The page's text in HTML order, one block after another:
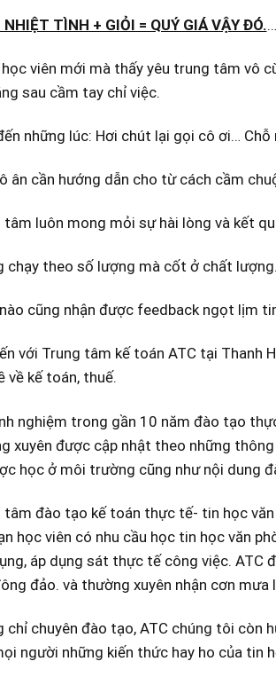
NHIỆT TÌNH + GIỎI = QUÝ GIÁ VẬY ĐÓ.
học viên mới mà thấy yêu trung tâm vô
sau cầm tay chỉ việc.
những lúc: Hơi chút lại gọi cô ơi…
ân cần hướng dẫn cho từ cách cầm
tâm luôn mong mỏi sự hài lòng và kết
chạy theo số lượng mà cốt ở chất
cũng nhận được feedback ngọt lịm
với Trung tâm kế toán ATC tại
về kế toán, thuế.
nghiệm trong gần 10 năm đào tạo
xuyên được cập nhật theo những
học ở môi trường cũng như nội dung
tâm đào tạo kế toán thực tế- tin học
học viên có nhu cầu học tin học văn
áp dụng sát thực tế công việc.
đảo. và thường xuyên nhận cơn
chỉ chuyên đào tạo, ATC chúng tôi còn
người những kiến thức hay ho của tin